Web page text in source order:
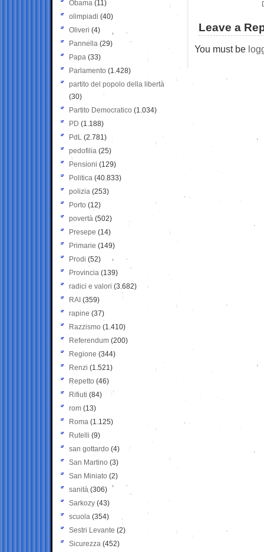
Leave a
You must be
Obama (11)
olimpiadi (40)
Oliveri (4)
Pannella (29)
Papa (33)
Parlamento (1.428)
partito del popolo della libertà
(30)
Partito Democratico (1.034)
PD (1.188)
PdL (2.781)
pedofilia (25)
Pensioni (129)
Politica (40.833)
polizia (253)
Porto (12)
povertà (502)
Presepe (14)
Primarie (149)
Prodi (52)
Provincia (139)
radici e valori (3.682)
RAI (359)
rapine (37)
Razzismo (1.410)
Referendum (200)
Regione (344)
Renzi (1.521)
Repetto (46)
Rifiuti (84)
rom (13)
Roma (1.125)
Rutelli (9)
san gottardo (4)
San Martino (3)
San Miniato (2)
sanità (306)
Sarkozy (43)
scuola (354)
Sestri Levante (2)
Sicurezza (452)